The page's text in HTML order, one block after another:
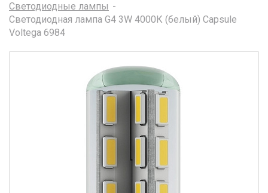
Светодиодные лампы
Светодиодная лампа G4 3W 4000К (белый) Capsule
Voltega 6984